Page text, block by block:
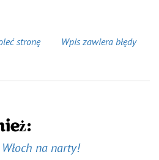
stronę Wpis zawiera błędy
na narty!